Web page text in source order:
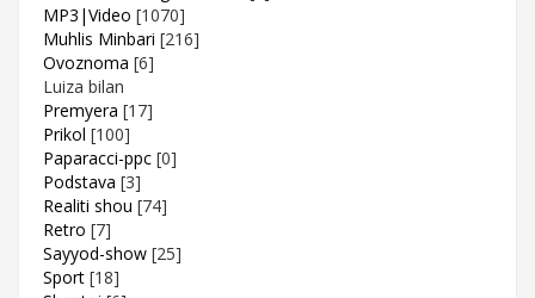
MP3|Video [1070]
Muhlis Minbari [216]
Ovoznoma [6]
Luiza bilan
Premyera [17]
Prikol [100]
Paparacci-ppc [0]
Podstava [3]
Realiti shou [74]
Retro [7]
Sayyod-show [25]
Sport [18]